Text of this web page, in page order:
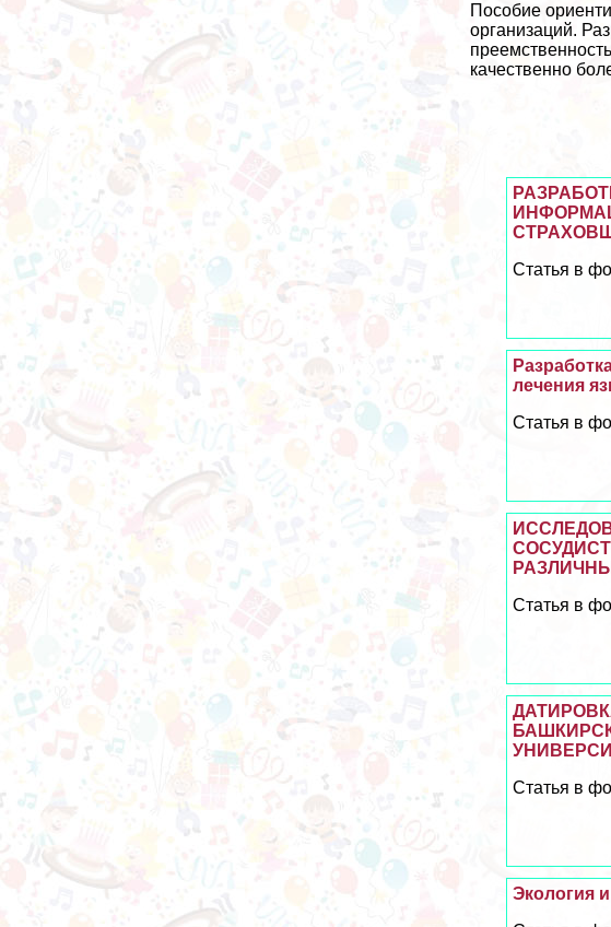
Пособие
организаций.
качественно
Статья в
лечения
Статья в
Статья в
Статья в
Экология